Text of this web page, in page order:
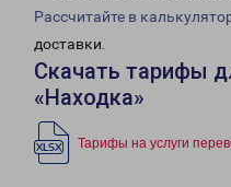
Рассчитайте в
доставки.
Скачать тарифы
«Находка»
Тарифы на услуги